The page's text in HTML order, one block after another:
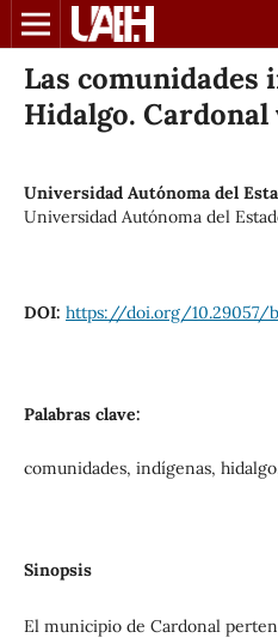
Las comunidades
Hidalgo. Cardonal
Universidad Autónoma del
Universidad Autónoma del
DOI: https://doi.org/10.29057/
Palabras clave:
comunidades, indígenas,
Sinopsis
El municipio de Cardonal